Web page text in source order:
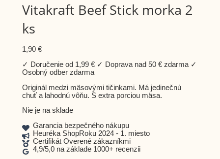
Vitakraft Beef Stick morka 2
ks
1,90€
✓ Doručenie od 1,99 € ✓ Doprava nad 50 € zdarma ✓
Osobný odber zdarma
Originál medzi mäsovými tičinkami. Má jedinečnú
chuť a lahodnú vôňu. S extra porciou mäsa.
Nie je na sklade
Garancia bezpečného nákupu
Heuréka ShopRoku 2024 - 1. miesto
Certifikát Overené zákazníkmi
4,9/5,0 na základe 1000+ recenzii